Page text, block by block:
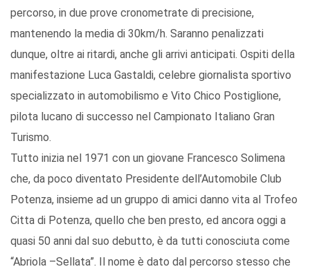
percorso, in due prove cronometrate di precisione,
mantenendo la media di 30km/h. Saranno penalizzati
dunque, oltre ai ritardi, anche gli arrivi anticipati. Ospiti della
manifestazione Luca Gastaldi, celebre giornalista sportivo
specializzato in automobilismo e Vito Chico Postiglione,
pilota lucano di successo nel Campionato Italiano Gran
Turismo.
Tutto inizia nel 1971 con un giovane Francesco Solimena
che, da poco diventato Presidente dell’Automobile Club
Potenza, insieme ad un gruppo di amici danno vita al Trofeo
Citta di Potenza, quello che ben presto, ed ancora oggi a
quasi 50 anni dal suo debutto, è da tutti conosciuta come
“Abriola –Sellata”. Il nome è dato dal percorso stesso che